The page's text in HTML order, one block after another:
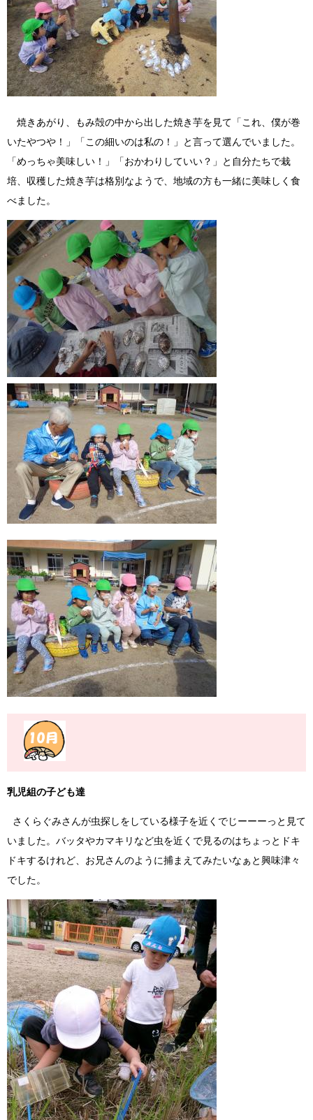
焼きあがり、もみ殻の中から出した焼き芋を見て「これ、僕が巻
いたやつや！」「この細いのは私の！」と言って選んでいました。
「めっちゃ美味しい！」「おかわりしていい？」と自分たちで栽
培、収穫した焼き芋は格別なようで、地域の方も一緒に美味しく食
べました。
乳児組の子ども達
さくらぐみさんが虫探しをしている様子を近くでじーーーっと見て
いました。バッタやカマキリなど虫を近くで見るのはちょっとドキ
ドキするけれど、お兄さんのように捕まえてみたいなぁと興味津々
でした。